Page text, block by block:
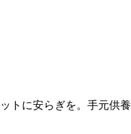
ットに安らぎを。手元供